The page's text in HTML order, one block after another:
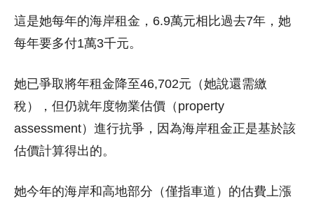
這是她每年的海岸租金，6.9萬元相比過去7年，她
每年要多付1萬3千元。
她已爭取將年租金降至46,702元（她說還需繳
稅），但仍就年度物業估價（property
assessment）進行抗爭，因為海岸租金正是基於該
估價計算得出的。
她今年的海岸和高地部分（僅指車道）的估費上漲